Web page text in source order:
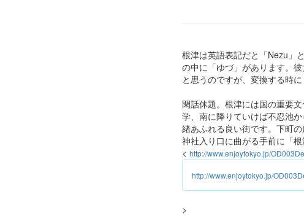
根津は英語表記だと「Nezu」
の中に「ゆづ」があります。
と思うのですが、変換する時
閑話休題。根津には国の重要
学、南に降りていけば不忍池
緒あふれる良い街です。下町
神社入り口に曲がる手前に「
< http://www.enjoytokyo.jp/
http://www.enjoytokyo.jp/
>